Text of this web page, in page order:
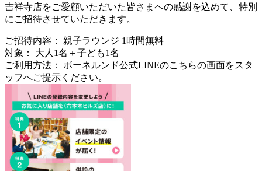
吉祥寺店をご愛顧いただいた皆さまへの感謝を込めて、特別
にご招待させていただきます。
ご招待内容： 親子ラウンジ 1時間無料
対象： 大人1名＋子ども1名
ご利用方法： ボーネルンド公式LINEのこちらの画面をスタ
ッフへご提示ください。